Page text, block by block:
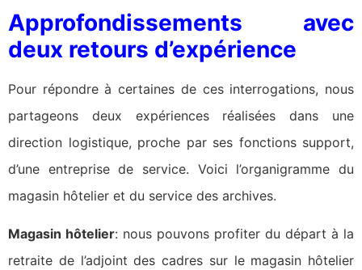
Approfondissements avec
deux retours d’expérience
Pour répondre à certaines de ces interrogations, nous
partageons deux expériences réalisées dans une
direction logistique, proche par ses fonctions support,
d’une entreprise de service. Voici l’organigramme du
magasin hôtelier et du service des archives.
Magasin hôtelier: nous pouvons profiter du départ à la
retraite de l’adjoint des cadres sur le magasin hôtelier